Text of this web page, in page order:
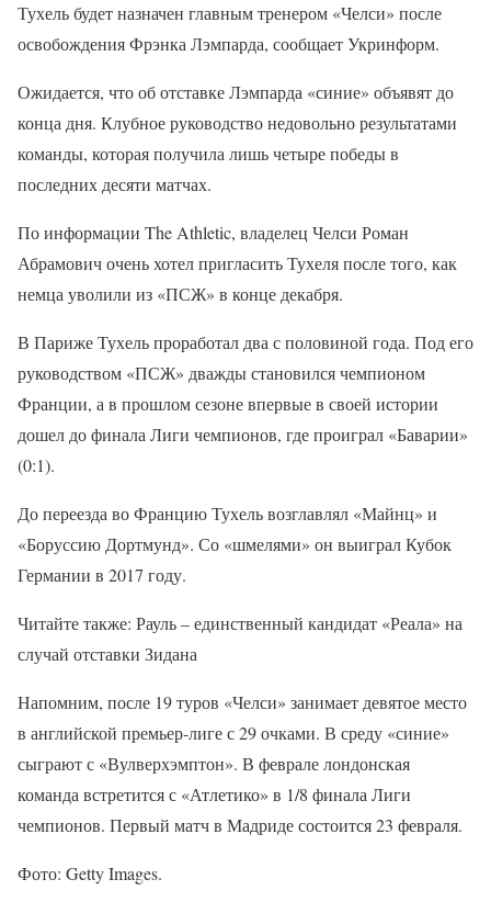
Тухель будет назначен главным тренером «Челси» после
освобождения Фрэнка Лэмпарда, сообщает Укринформ.
Ожидается, что об отставке Лэмпарда «синие» объявят до
конца дня. Клубное руководство недовольно результатами
команды, которая получила лишь четыре победы в
последних десяти матчах.
По информации The Athletic, владелец Челси Роман
Абрамович очень хотел пригласить Тухеля после того, как
немца уволили из «ПСЖ» в конце декабря.
В Париже Тухель проработал два с половиной года. Под его
руководством «ПСЖ» дважды становился чемпионом
Франции, а в прошлом сезоне впервые в своей истории
дошел до финала Лиги чемпионов, где проиграл «Баварии»
(0:1).
До переезда во Францию ​​Тухель возглавлял «Майнц» и
«Боруссию Дортмунд». Со «шмелями» он выиграл Кубок
Германии в 2017 году.
Читайте также: Рауль – единственный кандидат «Реала» на
случай отставки Зидана
Напомним, после 19 туров «Челси» занимает девятое место
в английской премьер-лиге с 29 очками. В среду «синие»
сыграют с «Вулверхэмптон». В феврале лондонская
команда встретится с «Атлетико» в 1/8 финала Лиги
чемпионов. Первый матч в Мадриде состоится 23 февраля.
Фото: Getty Images.